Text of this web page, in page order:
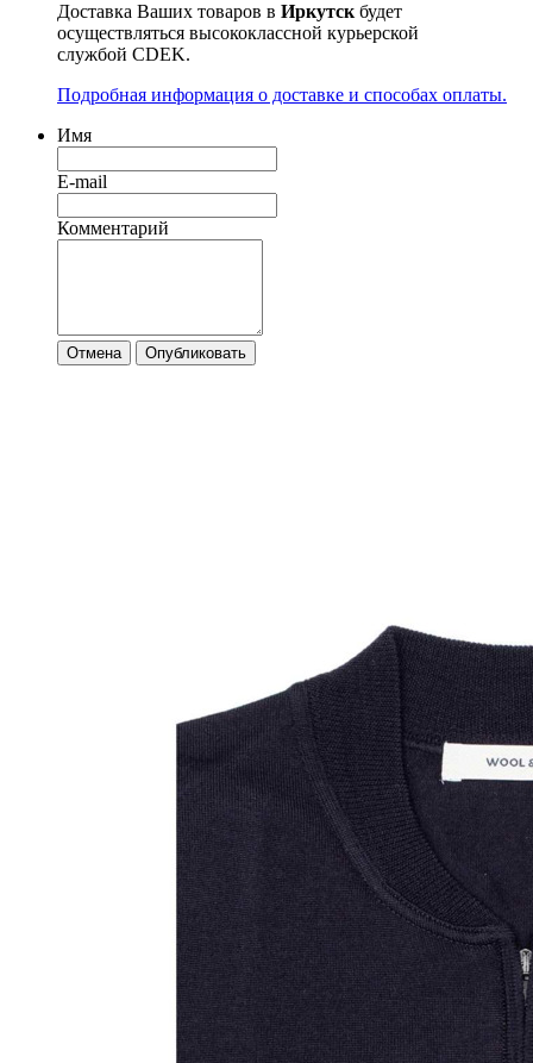
Доставка Ваших товаров в Иркутскбудет
осуществляться высококлассной курьерской
службой CDEK.
Подробная информация о доставке и способах оплаты.
Имя
E-mail
Комментарий
Отмена Опубликовать